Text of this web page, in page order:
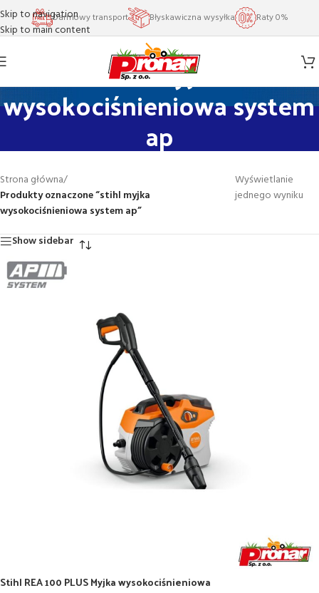
Skip to navigation
Skip to main content
Darmowy transport Błyskawiczna wysyłka Raty 0%
stihl myjka
wysokociśnieniowa system
ap
Strona główna/
Produkty oznaczone “stihl myjka
wysokociśnieniowa system ap”
Wyświetlanie
jednego wyniku
Show sidebar
Stihl REA 100 PLUS Myjka wysokociśnieniowa